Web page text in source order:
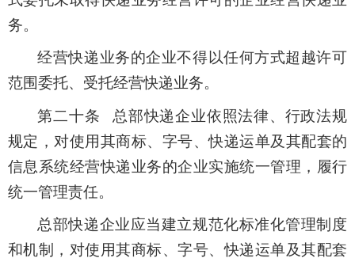
务。
经营快递业务的企业不得以任何方式超越许可
范围委托、受托经营快递业务。
第二十条 总部快递企业依照法律、行政法规
规定，对使用其商标、字号、快递运单及其配套的
信息系统经营快递业务的企业实施统一管理，履行
统一管理责任。
总部快递企业应当建立规范化标准化管理制度
和机制，对使用其商标、字号、快递运单及其配套